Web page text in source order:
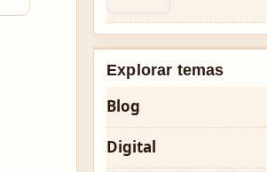
Explorar temas
Blog
Digital